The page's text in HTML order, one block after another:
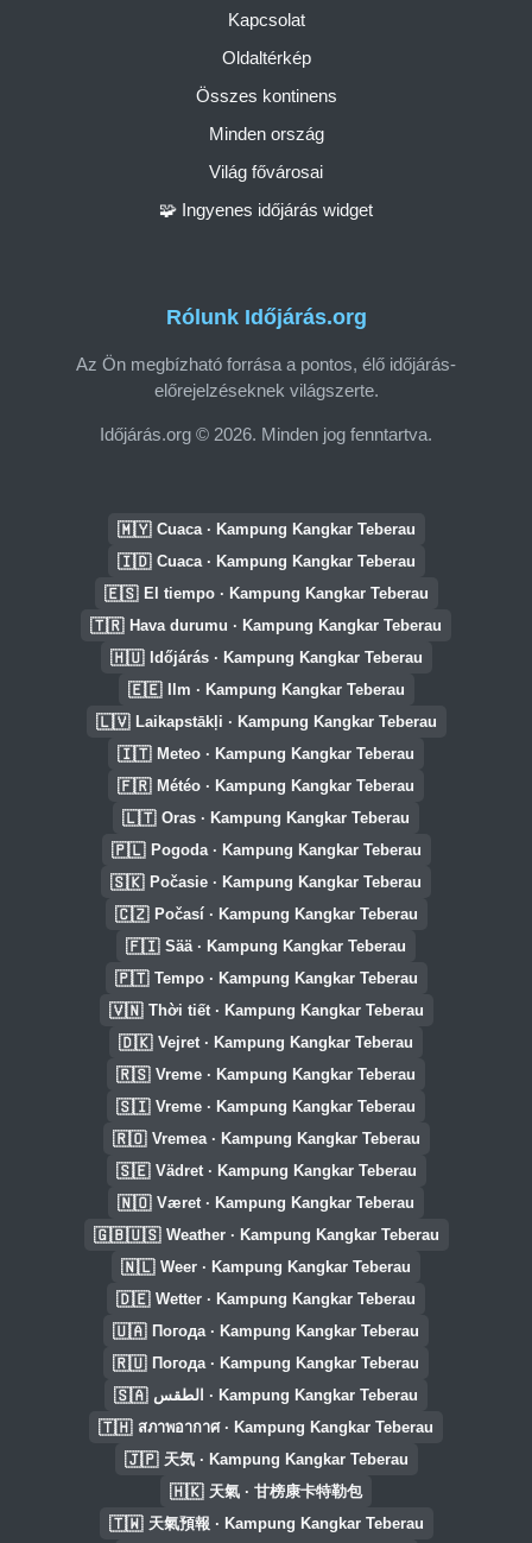
Rólunk Időjárás.org
Az Ön megbízható forrása a pontos, élő időjárás-
előrejelzéseknek világszerte.
Időjárás.org © 2026. Minden jog fenntartva.
Kapcsolat
Oldaltérkép
Összes kontinens
Minden ország
Világ fővárosai
🧩 Ingyenes időjárás widget
🇲🇾 Cuaca · Kampung Kangkar Teberau
🇮🇩 Cuaca · Kampung Kangkar Teberau
🇪🇸 El tiempo · Kampung Kangkar Teberau
🇹🇷 Hava durumu · Kampung Kangkar Teberau
🇭🇺 Időjárás · Kampung Kangkar Teberau
🇪🇪 Ilm · Kampung Kangkar Teberau
🇱🇻 Laikapstākļi · Kampung Kangkar Teberau
🇮🇹 Meteo · Kampung Kangkar Teberau
🇫🇷 Météo · Kampung Kangkar Teberau
🇱🇹 Oras · Kampung Kangkar Teberau
🇵🇱 Pogoda · Kampung Kangkar Teberau
🇸🇰 Počasie · Kampung Kangkar Teberau
🇨🇿 Počasí · Kampung Kangkar Teberau
🇫🇮 Sää · Kampung Kangkar Teberau
🇵🇹 Tempo · Kampung Kangkar Teberau
🇻🇳 Thời tiết · Kampung Kangkar Teberau
🇩🇰 Vejret · Kampung Kangkar Teberau
🇷🇸 Vreme · Kampung Kangkar Teberau
🇸🇮 Vreme · Kampung Kangkar Teberau
🇷🇴 Vremea · Kampung Kangkar Teberau
🇸🇪 Vädret · Kampung Kangkar Teberau
🇳🇴 Været · Kampung Kangkar Teberau
🇬🇧🇺🇸 Weather · Kampung Kangkar Teberau
🇳🇱 Weer · Kampung Kangkar Teberau
🇩🇪 Wetter · Kampung Kangkar Teberau
🇺🇦 Погода · Kampung Kangkar Teberau
🇷🇺 Погода · Kampung Kangkar Teberau
🇸🇦 الطقس · Kampung Kangkar Teberau
🇹🇭 สภาพอากาศ · Kampung Kangkar Teberau
🇯🇵 天気 · Kampung Kangkar Teberau
🇭🇰 天氣 · 甘榜康卡特勒包
🇹🇼 天氣預報 · Kampung Kangkar Teberau